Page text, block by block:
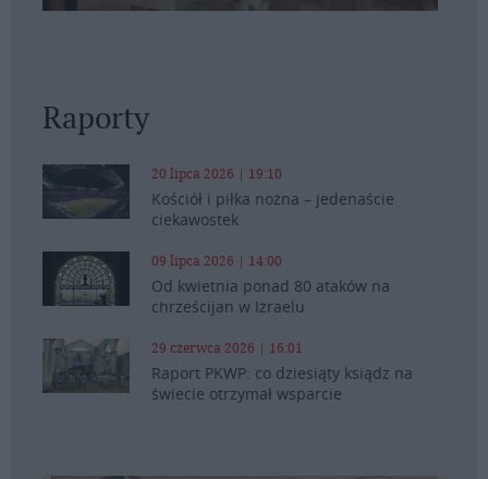
Raporty
20 lipca 2026 | 19:10
Kościół i piłka nożna – jedenaście
ciekawostek
09 lipca 2026 | 14:00
Od kwietnia ponad 80 ataków na
chrześcijan w Izraelu
29 czerwca 2026 | 16:01
Raport PKWP: co dziesiąty ksiądz na
świecie otrzymał wsparcie